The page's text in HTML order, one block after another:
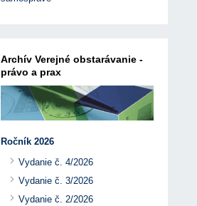
Archív Verejné obstarávanie -
právo a prax
Ročník 2026
Vydanie č. 4/2026
Vydanie č. 3/2026
Vydanie č. 2/2026